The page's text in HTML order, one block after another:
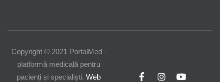
Copyright © 2021 PortalMed -
platformă medicală pentru
pacienți și specialiști. Web